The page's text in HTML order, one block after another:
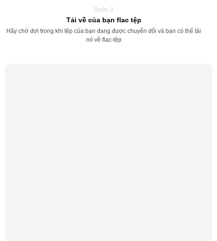
Bước 3
Tải về của bạn flac tệp
Hãy chờ đợi trong khi tệp của bạn đang được chuyển đổi và bạn có thể tải
nó về flac-tệp